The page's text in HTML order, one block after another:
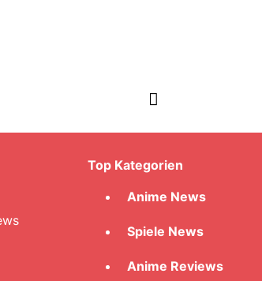
Top Kategorien
Anime News
Spiele News
Anime Reviews